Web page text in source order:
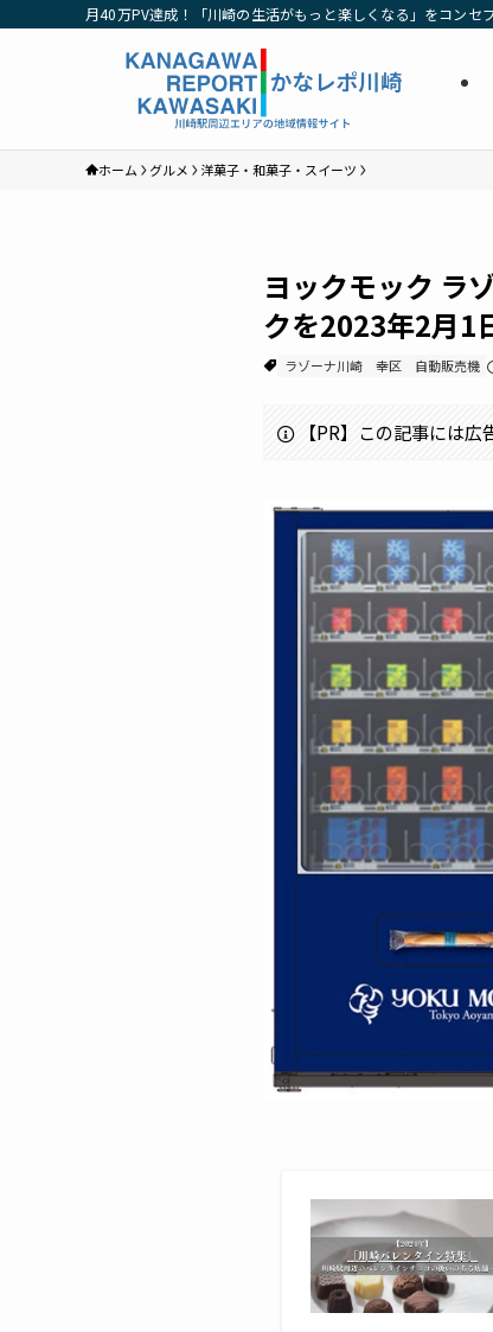
月40万PV達成！「川崎の生活がもっと楽しくなる」をコンセ
ホーム グルメ 洋菓子・和菓子・スイーツ
ヨックモック ラ
クを2023年2月1
ラゾーナ川崎 幸区 自動販売機
【PR】この記事には広